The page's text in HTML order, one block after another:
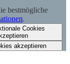
bestmögliche
.
Cookies
akzeptieren